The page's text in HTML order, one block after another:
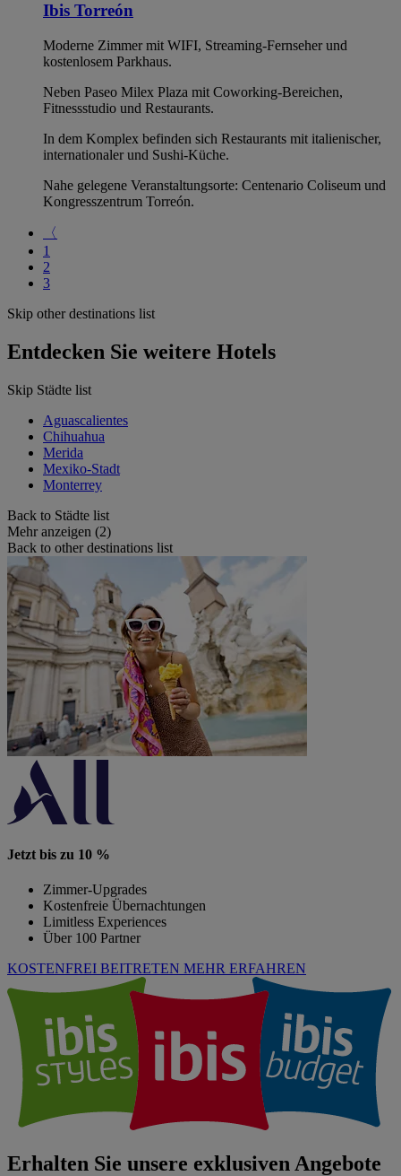
Ibis Torreón
Moderne Zimmer mit WIFI, Streaming-Fernseher und
kostenlosem Parkhaus.
Neben Paseo Milex Plaza mit Coworking-Bereichen,
Fitnessstudio und Restaurants.
In dem Komplex befinden sich Restaurants mit italienischer,
internationaler und Sushi-Küche.
Nahe gelegene Veranstaltungsorte: Centenario Coliseum und
Kongresszentrum Torreón.
〈
1
2
3
Skip other destinations list
Entdecken Sie weitere Hotels
Skip Städte list
Aguascalientes
Chihuahua
Merida
Mexiko-Stadt
Monterrey
Back to Städte list
Mehr anzeigen (2)
Back to other destinations list
Jetzt bis zu 10 %
Zimmer-Upgrades
Kostenfreie Übernachtungen
Limitless Experiences
Über 100 Partner
KOSTENFREI BEITRETEN MEHR ERFAHREN
Erhalten Sie unsere exklusiven Angebote